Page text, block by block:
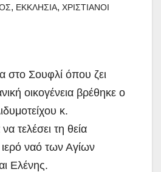
, ΕΚΚΛΗΣΙΑ, ΧΡΙΣΤΙΑΝΟΙ
στο Σουφλί όπου ζει
οικογένεια βρέθηκε ο
κ.
τελέσει τη θεία
ιερό ναό των Αγίων
Ελένης.